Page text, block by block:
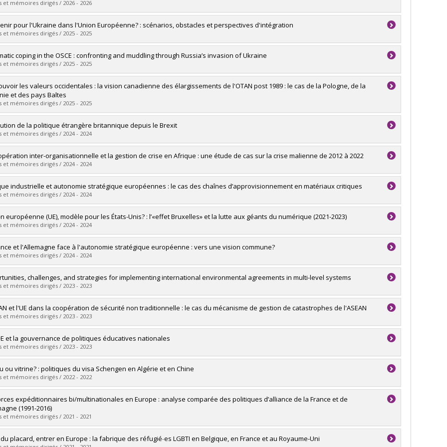
et mémoires dirigés / 2026 - 2026
:Moreau, Alexandre
Maîtrise
obtenu :M. Sc.
le document dans Papyrus
pour l'Ukraine dans l'Union Européenne? : scénarios, obstacles et perspectives d'intégration
et mémoires dirigés / 2025 - 2025
:Raimbault, Simon
Maîtrise
obtenu :M. Sc.
le document dans Papyrus
coping in the OSCE : confronting and muddling through Russia’s invasion of Ukraine
et mémoires dirigés / 2025 - 2025
:Rousseau, Emmanuelle
Doctorat
obtenu :Ph. D.
le document dans Papyrus
les valeurs occidentales : la vision canadienne des élargissements de l'OTAN post 1989 : le cas de la Pologne, de la
et des pays Baltes
et mémoires dirigés / 2025 - 2025
:Hurteau, Nathan
Maîtrise
obtenu :M. Sc.
le document dans Papyrus
de la politique étrangère britannique depuis le Brexit
et mémoires dirigés / 2024 - 2024
:Aubé, Frédéric
Maîtrise
obtenu :M. Sc.
le document dans Papyrus
inter-organisationnelle et la gestion de crise en Afrique : une étude de cas sur la crise malienne de 2012 à 2022
et mémoires dirigés / 2024 - 2024
:Allard-Caron, Marie-Pier
Maîtrise
obtenu :M. Sc.
le document dans Papyrus
industrielle et autonomie stratégique européennes : le cas des chaînes d’approvisionnement en matériaux critiques
et mémoires dirigés / 2024 - 2024
:Fitzpatrick, Manon
Maîtrise
obtenu :M.A.
le document dans Papyrus
européenne (UE), modèle pour les États-Unis? : l’«effet Bruxelles» et la lutte aux géants du numérique (2021-2023)
et mémoires dirigés / 2024 - 2024
:Gionet, François
Maîtrise
obtenu :M. Sc.
le document dans Papyrus
et l'Allemagne face à l'autonomie stratégique européenne : vers une vision commune?
et mémoires dirigés / 2024 - 2024
:Charbonneau, Laurent
Maîtrise
obtenu :M. Sc.
le document dans Papyrus
challenges, and strategies for implementing international environmental agreements in multi-level systems
et mémoires dirigés / 2023 - 2023
:Müller Gómez, Johannes Lorenz
Doctorat
obtenu :Ph. D.
le document dans Papyrus
et l'UE dans la coopération de sécurité non traditionnelle : le cas du mécanisme de gestion de catastrophes de l'ASEAN
et mémoires dirigés / 2023 - 2023
:Zhou, Yaxin
Maîtrise
obtenu :M. Sc.
le document dans Papyrus
et la gouvernance de politiques éducatives nationales
et mémoires dirigés / 2023 - 2023
:Torkhani, Imène
Doctorat
obtenu :Ph. D.
le document dans Papyrus
ou vitrine? : politiques du visa Schengen en Algérie et en Chine
et mémoires dirigés / 2022 - 2022
:Dupont, Juliette
Doctorat
obtenu :Ph. D.
le document dans Papyrus
expéditionnaires bi/multinationales en Europe : analyse comparée des politiques d’alliance de la France et de
(1991-2016)
et mémoires dirigés / 2021 - 2021
:Borzillo, Laurent
placard, entrer en Europe : la fabrique des réfugié∙es LGBTI en Belgique, en France et au Royaume-Uni